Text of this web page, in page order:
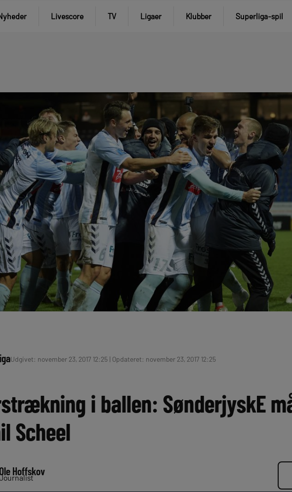
Livescore TV Ligaer Klubber Superliga-spil
Udgivet: november 23, 2017 12:25 | Opdateret: november 23, 2017 12:25
i ballen: SønderjyskE
Scheel
Hoffskov